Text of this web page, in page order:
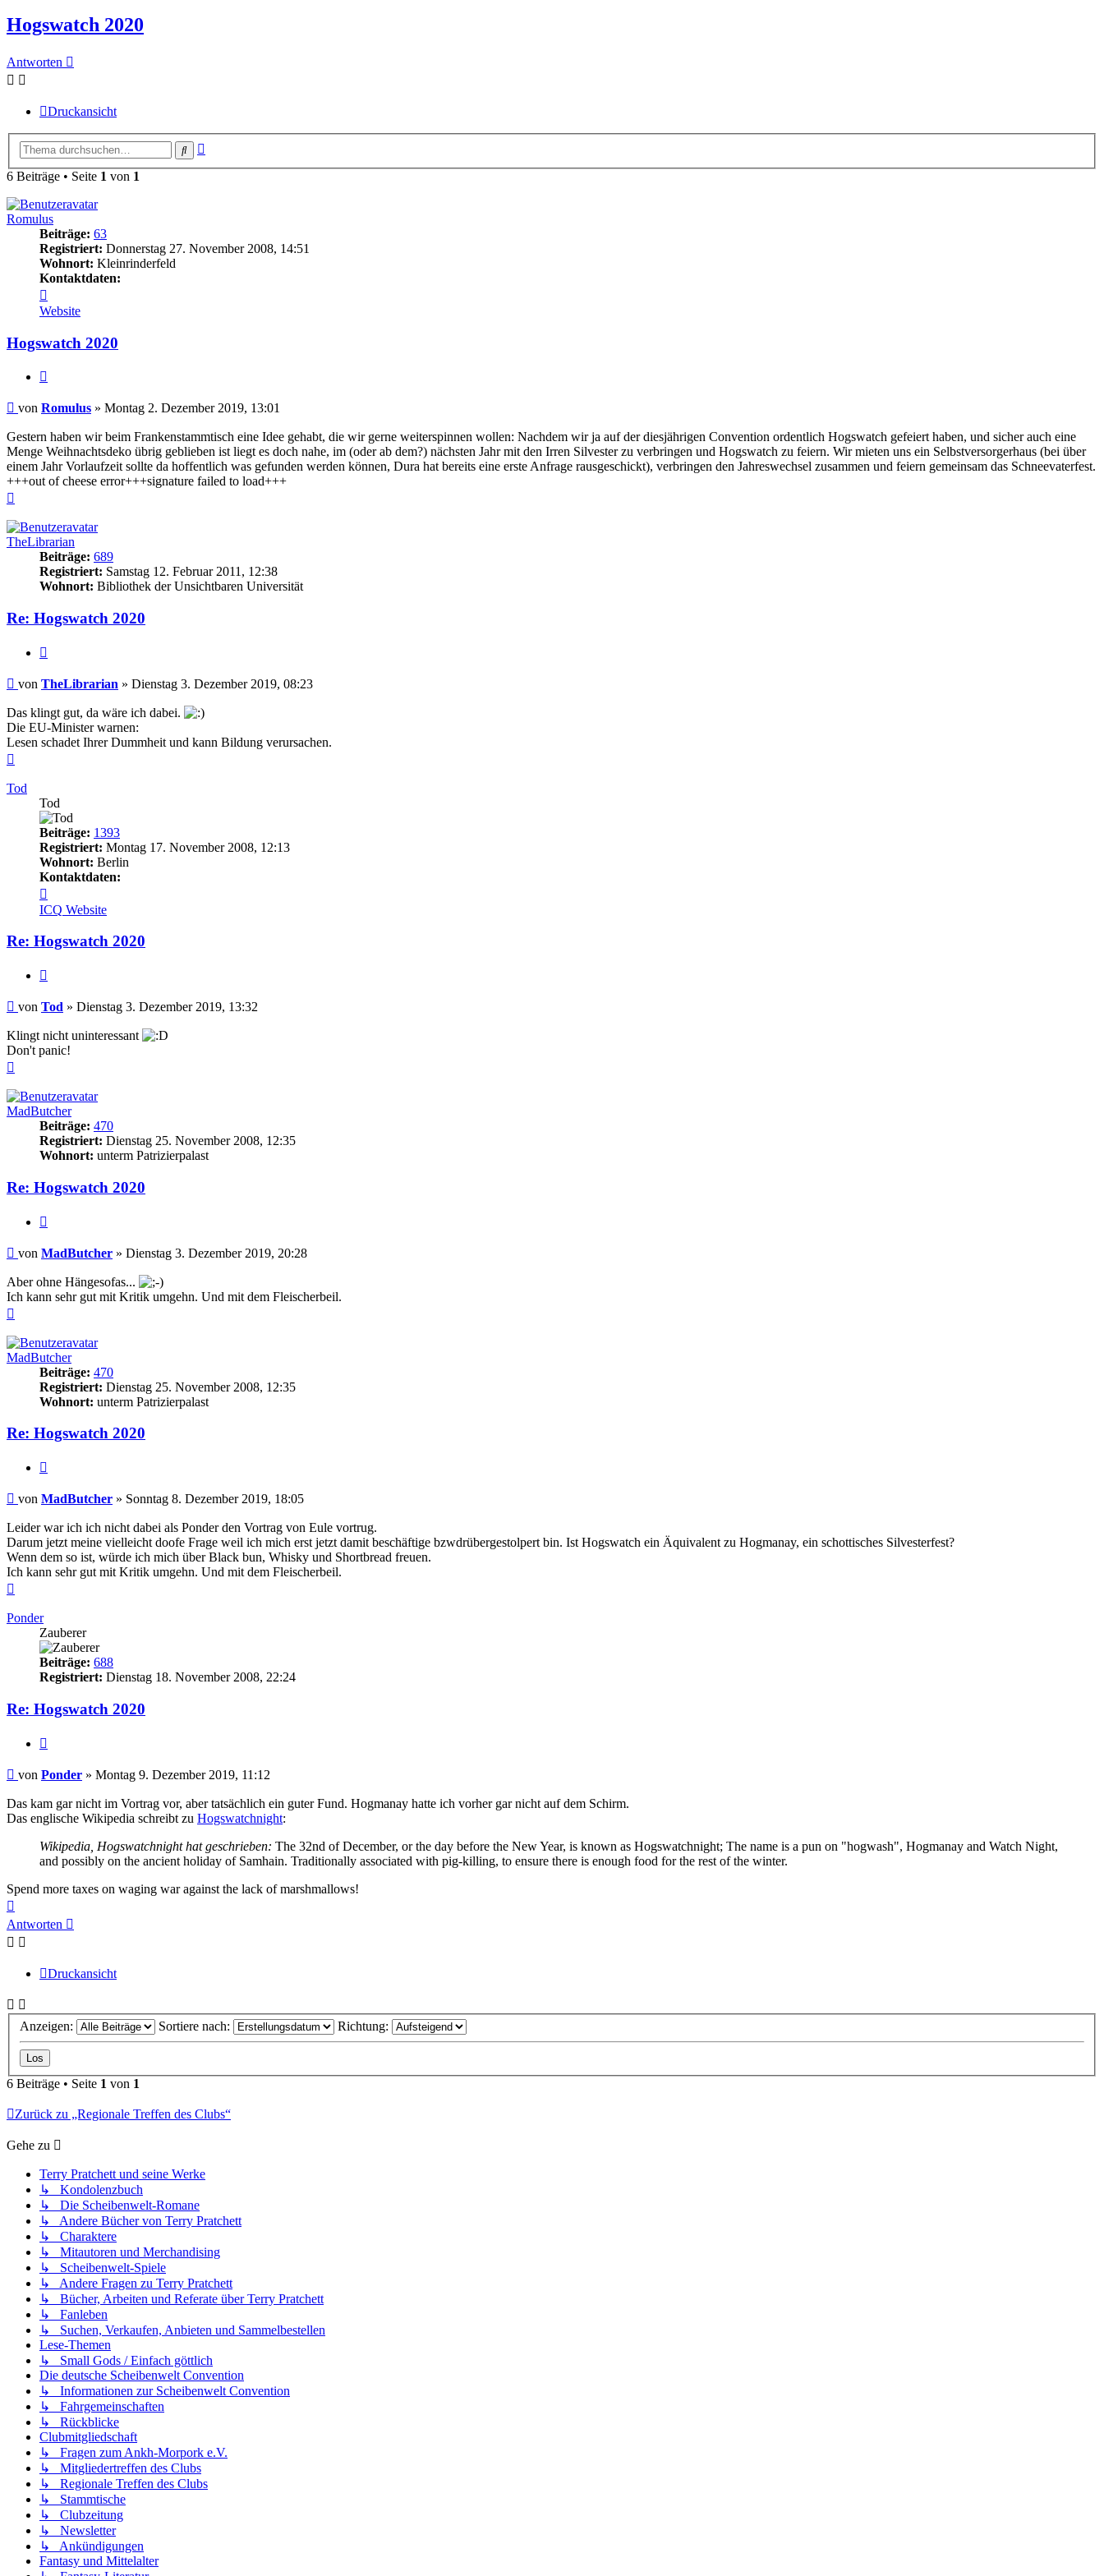
Hogswatch 2020
Antworten
Druckansicht
Suche
6 Beiträge • Seite 1 von 1
Romulus
Beiträge: 63
Registriert: Donnerstag 27. November 2008, 14:51
Wohnort: Kleinrinderfeld
Kontaktdaten:
von
Romulus
Website
Hogswatch 2020
Beitrag
von Romulus » Montag 2. Dezember 2019, 13:01
Gestern haben wir beim Frankenstammtisch eine Idee gehabt, die wir gerne weiterspinnen wollen: Nachdem wir ja auf der diesjährigen Convention ordentlich Hogswatch gefeiert haben, und sicher auch eine
Menge Weihnachtsdeko übrig geblieben ist liegt es doch nahe, im (oder ab dem?) nächsten Jahr mit den Irren Silvester zu verbringen und Hogswatch zu feiern. Wir mieten uns ein Selbstversorgerhaus (bei über
einem Jahr Vorlaufzeit sollte da hoffentlich was gefunden werden können, Dura hat bereits eine erste Anfrage rausgeschickt), verbringen den Jahreswechsel zusammen und feiern gemeinsam das Schneevaterfest.
+++out of cheese error+++signature failed to load+++
TheLibrarian
Beiträge: 689
Registriert: Samstag 12. Februar 2011, 12:38
Wohnort: Bibliothek der Unsichtbaren Universität
Re: Hogswatch 2020
Beitrag
von TheLibrarian » Dienstag 3. Dezember 2019, 08:23
Das klingt gut, da wäre ich dabei.
Die EU-Minister warnen:
Lesen schadet Ihrer Dummheit und kann Bildung verursachen.
Tod
Tod
Beiträge: 1393
Registriert: Montag 17. November 2008, 12:13
Wohnort: Berlin
Kontaktdaten:
von
Tod
ICQ Website
Re: Hogswatch 2020
Beitrag
von Tod » Dienstag 3. Dezember 2019, 13:32
Klingt nicht uninteressant
Don't panic!
MadButcher
Beiträge: 470
Registriert: Dienstag 25. November 2008, 12:35
Wohnort: unterm Patrizierpalast
Re: Hogswatch 2020
Beitrag
von MadButcher » Dienstag 3. Dezember 2019, 20:28
Aber ohne Hängesofas...
Ich kann sehr gut mit Kritik umgehn. Und mit dem Fleischerbeil.
MadButcher
Beiträge: 470
Registriert: Dienstag 25. November 2008, 12:35
Wohnort: unterm Patrizierpalast
Re: Hogswatch 2020
Beitrag
von MadButcher » Sonntag 8. Dezember 2019, 18:05
Leider war ich ich nicht dabei als Ponder den Vortrag von Eule vortrug.
Darum jetzt meine vielleicht doofe Frage weil ich mich erst jetzt damit beschäftige bzwdrübergestolpert bin. Ist Hogswatch ein Äquivalent zu Hogmanay, ein schottisches Silvesterfest?
Wenn dem so ist, würde ich mich über Black bun, Whisky und Shortbread freuen.
Ich kann sehr gut mit Kritik umgehn. Und mit dem Fleischerbeil.
Ponder
Zauberer
Beiträge: 688
Registriert: Dienstag 18. November 2008, 22:24
Re: Hogswatch 2020
Beitrag
von Ponder » Montag 9. Dezember 2019, 11:12
Das kam gar nicht im Vortrag vor, aber tatsächlich ein guter Fund. Hogmanay hatte ich vorher gar nicht auf dem Schirm.
Das englische Wikipedia schreibt zu Hogswatchnight:
Wikipedia, Hogswatchnight hat geschrieben: The 32nd of December, or the day before the New Year, is known as Hogswatchnight; The name is a pun on "hogwash", Hogmanay and Watch Night,
and possibly on the ancient holiday of Samhain. Traditionally associated with pig-killing, to ensure there is enough food for the rest of the winter.
Spend more taxes on waging war against the lack of marshmallows!
oben
Antworten
Druckansicht
Anzeigen: Sortiere nach: Richtung:
6 Beiträge • Seite 1 von 1
Zurück zu „Regionale Treffen des Clubs“
Gehe zu
Terry Pratchett und seine Werke
↳ Kondolenzbuch
↳ Die Scheibenwelt-Romane
↳ Andere Bücher von Terry Pratchett
↳ Charaktere
↳ Mitautoren und Merchandising
↳ Scheibenwelt-Spiele
↳ Andere Fragen zu Terry Pratchett
↳ Bücher, Arbeiten und Referate über Terry Pratchett
↳ Fanleben
↳ Suchen, Verkaufen, Anbieten und Sammelbestellen
Lese-Themen
↳ Small Gods / Einfach göttlich
Die deutsche Scheibenwelt Convention
↳ Informationen zur Scheibenwelt Convention
↳ Fahrgemeinschaften
↳ Rückblicke
Clubmitgliedschaft
↳ Fragen zum Ankh-Morpork e.V.
↳ Mitgliedertreffen des Clubs
↳ Regionale Treffen des Clubs
↳ Stammtische
↳ Clubzeitung
↳ Newsletter
↳ Ankündigungen
Fantasy und Mittelalter